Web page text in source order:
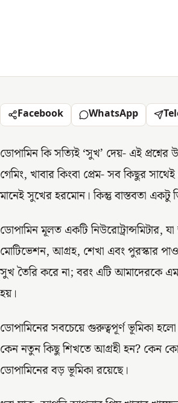
Facebook WhatsApp
ডোপামিন কি সত্যিই ‘সুখ’ দেয়- এই
গেমিং, খাবার কিংবা প্রেম- সব কিছুর
মানেই সুখের হরমোন। কিন্তু বাস্তবতা
ডোপামিন মূলত একটি নিউরোট্রান্সমিটার,
মোটিভেশন, আগ্রহ, শেখা এবং পুরস্কার
সুখ তৈরি করে না; বরং এটি আমাদেরকে
হয়।
ডোপামিনের সবচেয়ে গুরুত্বপূর্ণ ভূমিকা
কেন নতুন কিছু শিখতে আগ্রহী হন? কেন
ডোপামিনের বড় ভূমিকা রয়েছে।